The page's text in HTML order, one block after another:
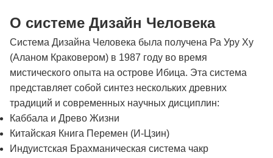
О системе Дизайн Человека
Система Дизайна Человека была получена Ра Уру Ху
(Аланом Краковером) в 1987 году во время
мистического опыта на острове Ибица. Эта система
представляет собой синтез нескольких древних
традиций и современных научных дисциплин:
Каббала и Древо Жизни
Китайская Книга Перемен (И-Цзин)
Индуистская Брахманическая система чакр